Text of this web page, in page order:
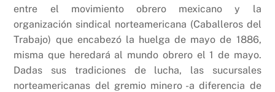
entre el movimiento obrero mexicano y la
organización sindical norteamericana (Caballeros del
Trabajo) que encabezó la huelga de mayo de 1886,
misma que heredará al mundo obrero el 1 de mayo.
Dadas sus tradiciones de lucha, las sucursales
norteamericanas del gremio minero -a diferencia de